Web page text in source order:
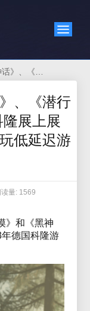
、《潜行
展上展
低延迟游
读量: 1569
》和《黑神
德国科隆游